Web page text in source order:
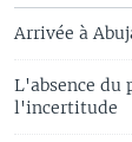
Arrivée à
L'absence du
l'incertitude